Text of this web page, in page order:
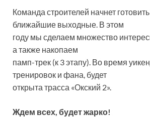
Команда строителей начнет
ближайшие выходные. В этом
году мы сделаем множество
а также накопаем
памп-трек (к 3 этапу). Во время
тренировок и фана, будет
открыта трасса «Окский 2».
Ждем всех, будет жарко!